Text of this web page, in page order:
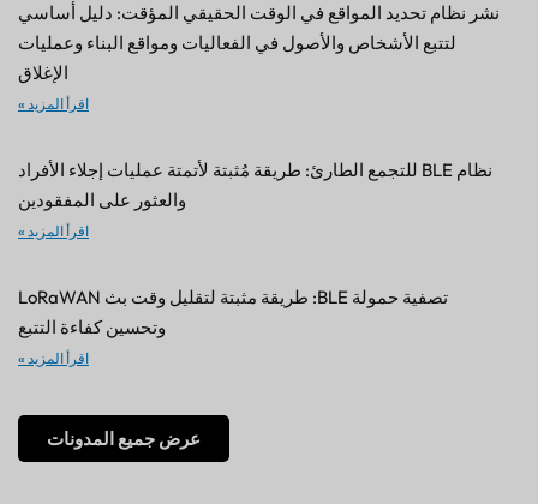
نشر نظام تحديد المواقع في الوقت الحقيقي المؤقت: دليل أساسي
لتتبع الأشخاص والأصول في الفعاليات ومواقع البناء وعمليات
الإغلاق
اقرأ المزيد »
نظام BLE للتجمع الطارئ: طريقة مُثبتة لأتمتة عمليات إجلاء الأفراد
والعثور على المفقودين
اقرأ المزيد »
تصفية حمولة BLE: طريقة مثبتة لتقليل وقت بث LoRaWAN
وتحسين كفاءة التتبع
اقرأ المزيد »
عرض جميع المدونات